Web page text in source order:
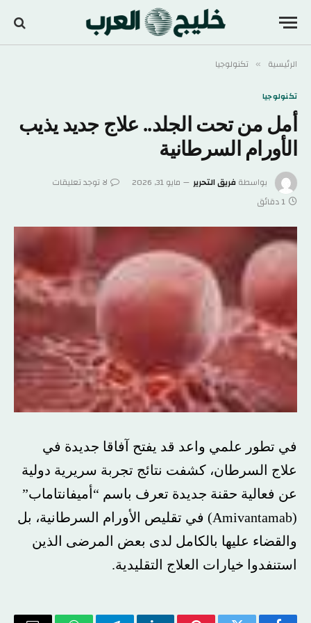
الرئيسية » تكنولوجيا
تكنولوجيا
أمل من تحت الجلد.. علاج جديد يذيب
الأورام السرطانية
بواسطةفريق التحرير مايو 31, 2026
لا توجد تعليقات
1 دقائق
في تطور علمي واعد قد يفتح آفاقا جديدة في
علاج السرطان، كشفت نتائج تجربة سريرية دولية
عن فعالية حقنة جديدة تعرف باسم “أميفانتاماب”
(Amivantamab) في تقليص الأورام السرطانية، بل
والقضاء عليها بالكامل لدى بعض المرضى الذين
استنفدوا خيارات العلاج التقليدية.